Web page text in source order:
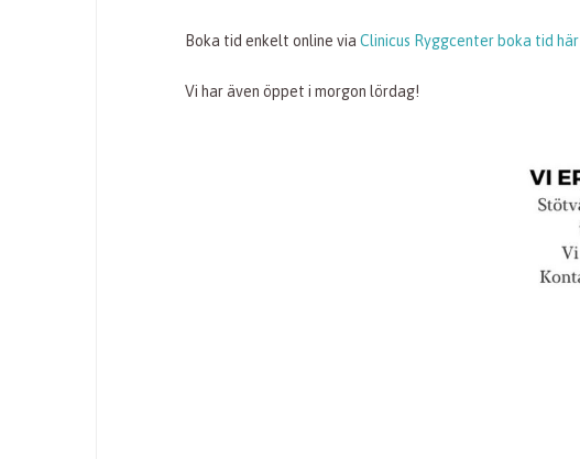
Boka tid enkelt online via Clinicus Ryggcenter boka tid här
Vi har även öppet i morgon lördag!